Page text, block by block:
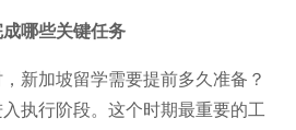
哪些关键任务
加坡留学需要提前多久准备？
执行阶段。这个时期最重要的工